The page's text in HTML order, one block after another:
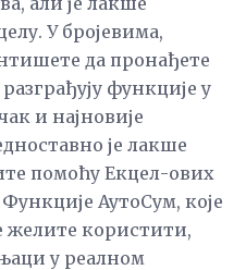
У бројевима,
да пронађете
функције у
и најновије
је лакше
помоћу Екцел-ових
АутоСум, које
желите користити,
у реалном